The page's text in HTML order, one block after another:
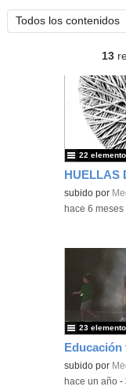
Todos los contenidos
13
HUELLAS
subido por
22
-hace 6 meses
subido por
23
-hace un año -